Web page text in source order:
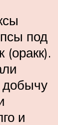
под
(оракк).
добычу
и